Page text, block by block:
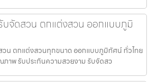
บจัดสวน ตกแต่งสวน ออกแบบภูมิ
วน ตกแต่งสวนทุกขนาด ออกแบบภูมิทัศน์ ทั่วไทย
ภาพ รับประกันความสวยงาม รับจัดสว